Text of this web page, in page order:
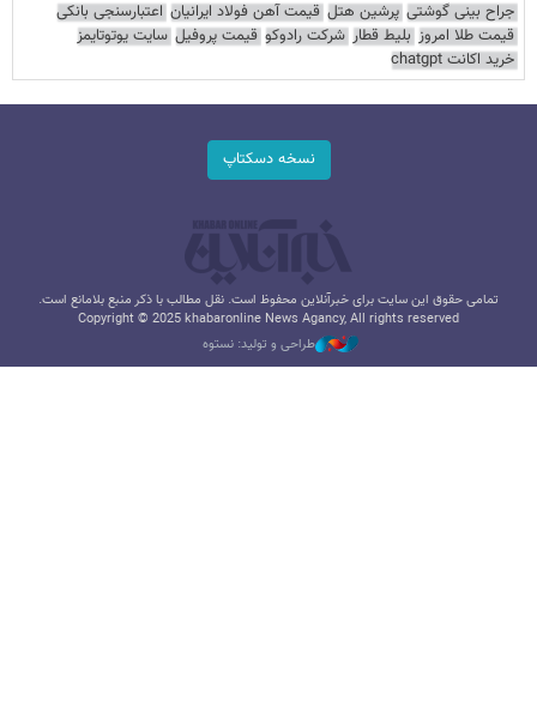
جراح بینی گوشتی پرشین هتل قیمت آهن فولاد ایرانیان اعتبارسنجی بانکی
قیمت طلا امروز بلیط قطار شرکت رادوکو قیمت پروفیل سایت یوتوتایمز
خرید اکانت chatgpt
نسخه دسکتاپ
تمامی حقوق این سایت برای خبرآنلاین محفوظ است. نقل مطالب با ذکر منبع بلامانع است.
Copyright © 2025 khabaronline News Agancy, All rights reserved
طراحی و تولید: نستوه